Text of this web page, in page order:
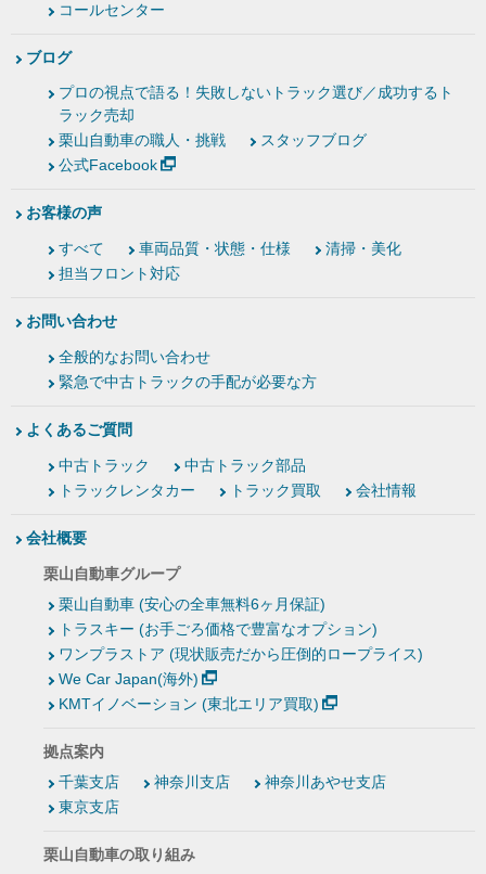
コールセンター
ブログ
プロの視点で語る！失敗しないトラック選び／成功するト
ラック売却
栗山自動車の職人・挑戦
スタッフブログ
公式Facebook
お客様の声
すべて 車両品質・状態・仕様
清掃・美化
担当フロント対応
お問い合わせ
全般的なお問い合わせ
緊急で中古トラックの手配が必要な方
よくあるご質問
中古トラック
中古トラック部品
トラックレンタカー
トラック買取 会社情報
会社概要
栗山自動車グループ
栗山自動車 (安心の全車無料6ヶ月保証)
トラスキー (お手ごろ価格で豊富なオプション)
ワンプラストア (現状販売だから圧倒的ロープライス)
We Car Japan(海外)
KMTイノベーション (東北エリア買取)
拠点案内
千葉支店
神奈川支店
神奈川あやせ支店
東京支店
栗山自動車の取り組み